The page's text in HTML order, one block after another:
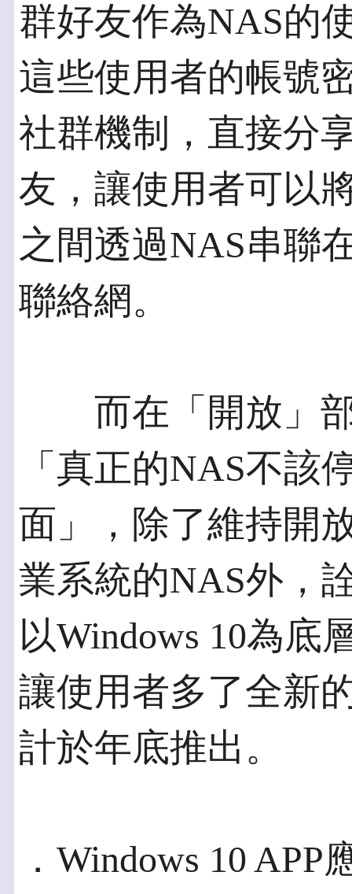
群好友作為NAS的
這些使用者的帳號
社群機制，直接分
友，讓使用者可以
之間透過NAS串聯
聯絡網。
而在「開放」部
「真正的NAS不該
面」，除了維持開
業系統的NAS外，
以Windows 10為底
讓使用者多了全新
計於年底推出。
．Windows 10